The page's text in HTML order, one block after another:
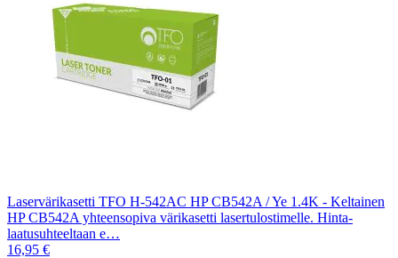
Laservärikasetti TFO H-542AC HP CB542A / Ye 1.4K - Keltainen
HP CB542A yhteensopiva värikasetti lasertulostimelle. Hinta-
laatusuhteeltaan e…
16,95 €